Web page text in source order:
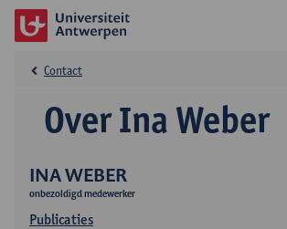
INA WEBER
onbezoldigd medewerker
Publicaties
Over Ina Weber
Contact